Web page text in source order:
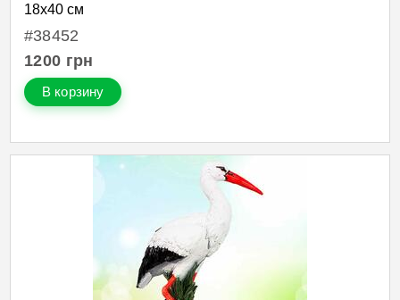
18х40 см
#38452
1200 грн
В корзину